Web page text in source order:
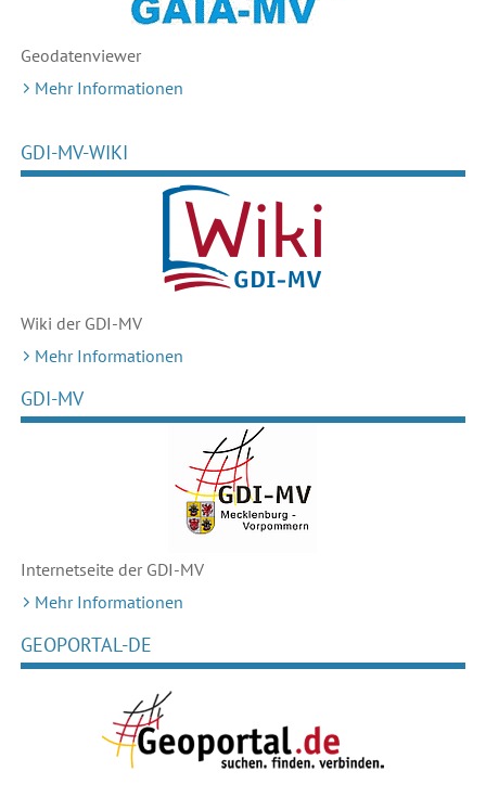
Geodatenviewer
Mehr Informationen
GDI-MV-WIKI
Wiki der GDI-MV
Mehr Informationen
GDI-MV
Internetseite der GDI-MV
Mehr Informationen
GEOPORTAL-DE